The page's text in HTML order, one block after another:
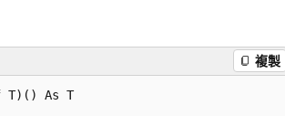
複製
T)() As T